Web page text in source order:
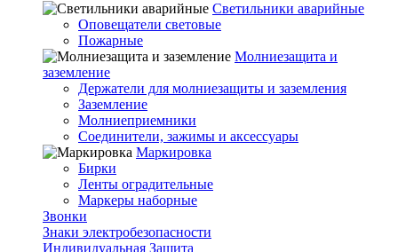
Светильники аварийные
Оповещатели световые
Пожарные
Молниезащита и
заземление
Держатели для молниезащиты и заземления
Заземление
Молниеприемники
Соединители, зажимы и аксессуары
Маркировка
Бирки
Ленты оградительные
Маркеры наборные
Звонки
Знаки электробезопасности
Индивидуальная Защита